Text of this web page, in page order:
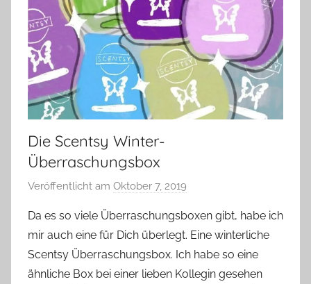
Die Scentsy Winter-
Überraschungsbox
Veröffentlicht am Oktober 7, 2019
n
Y
v
o
Da es so viele Überraschungsboxen gibt, habe ich
mir auch eine für Dich überlegt. Eine winterliche
Scentsy Überraschungsbox. Ich habe so eine
ähnliche Box bei einer lieben Kollegin gesehen